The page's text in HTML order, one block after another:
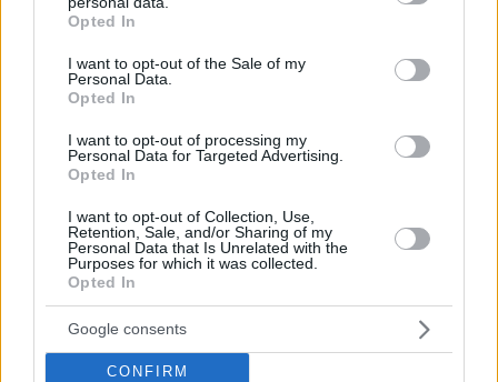
grant or deny consent to Google and its third-party tags to
use your data for below specified purposes in below Google
consent section.
Opted In
I want to opt-out of the Sale of my
Personal Data.
Opted In
I want to opt-out of processing my
Personal Data for Targeted Advertising.
Opted In
I want to opt-out of Collection, Use,
Retention, Sale, and/or Sharing of my
Personal Data that Is Unrelated with the
Purposes for which it was collected.
Opted In
Google consents
CONFIRM
Thema Insights